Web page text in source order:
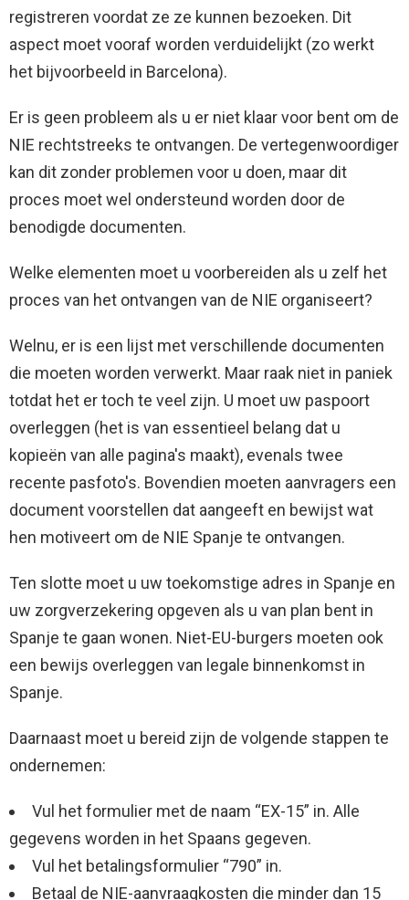
registreren voordat ze ze kunnen bezoeken. Dit
aspect moet vooraf worden verduidelijkt (zo werkt
het bijvoorbeeld in Barcelona).
Er is geen probleem als u er niet klaar voor bent om de
NIE rechtstreeks te ontvangen. De vertegenwoordiger
kan dit zonder problemen voor u doen, maar dit
proces moet wel ondersteund worden door de
benodigde documenten.
Welke elementen moet u voorbereiden als u zelf het
proces van het ontvangen van de NIE organiseert?
Welnu, er is een lijst met verschillende documenten
die moeten worden verwerkt. Maar raak niet in paniek
totdat het er toch te veel zijn. U moet uw paspoort
overleggen (het is van essentieel belang dat u
kopieën van alle pagina's maakt), evenals twee
recente pasfoto's. Bovendien moeten aanvragers een
document voorstellen dat aangeeft en bewijst wat
hen motiveert om de NIE Spanje te ontvangen.
Ten slotte moet u uw toekomstige adres in Spanje en
uw zorgverzekering opgeven als u van plan bent in
Spanje te gaan wonen. Niet-EU-burgers moeten ook
een bewijs overleggen van legale binnenkomst in
Spanje.
Daarnaast moet u bereid zijn de volgende stappen te
ondernemen:
Vul het formulier met de naam “EX-15” in. Alle
gegevens worden in het Spaans gegeven.
Vul het betalingsformulier “790” in.
Betaal de NIE-aanvraagkosten die minder dan 15